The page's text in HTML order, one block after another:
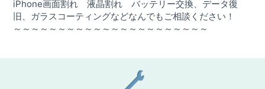
iPhone画面割れ 液晶割れ バッテリー交換、データ復
旧、ガラスコーティングなどなんでもご相談ください！
～～～～～～～～～～～～～～～～～～～～～～